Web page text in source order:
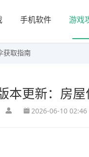
手机软件 游戏
获取指南
本更新：房
2026-06-10 02:46